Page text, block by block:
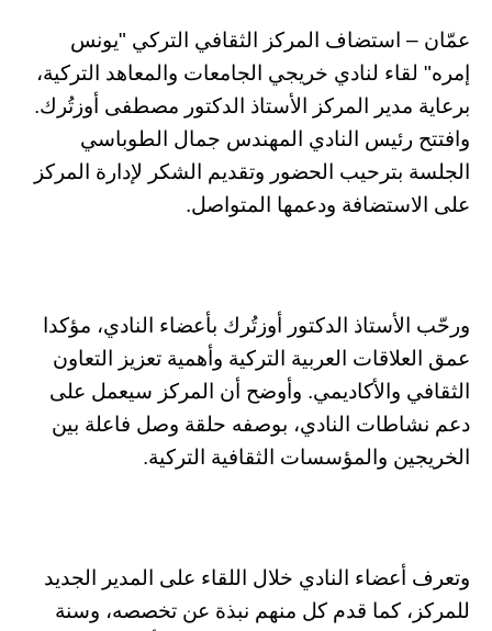
عمّان – استضاف المركز الثقافي التركي "يونس
إمره" لقاء لنادي خريجي الجامعات والمعاهد التركية،
برعاية مدير المركز الأستاذ الدكتور مصطفى أوزتُرك.
وافتتح رئيس النادي المهندس جمال الطوباسي
الجلسة بترحيب الحضور وتقديم الشكر لإدارة المركز
على الاستضافة ودعمها المتواصل.
ورحّب الأستاذ الدكتور أوزتُرك بأعضاء النادي، مؤكدا
عمق العلاقات العربية التركية وأهمية تعزيز التعاون
الثقافي والأكاديمي. وأوضح أن المركز سيعمل على
دعم نشاطات النادي، بوصفه حلقة وصل فاعلة بين
الخريجين والمؤسسات الثقافية التركية.
وتعرف أعضاء النادي خلال اللقاء على المدير الجديد
للمركز، كما قدم كل منهم نبذة عن تخصصه، وسنة